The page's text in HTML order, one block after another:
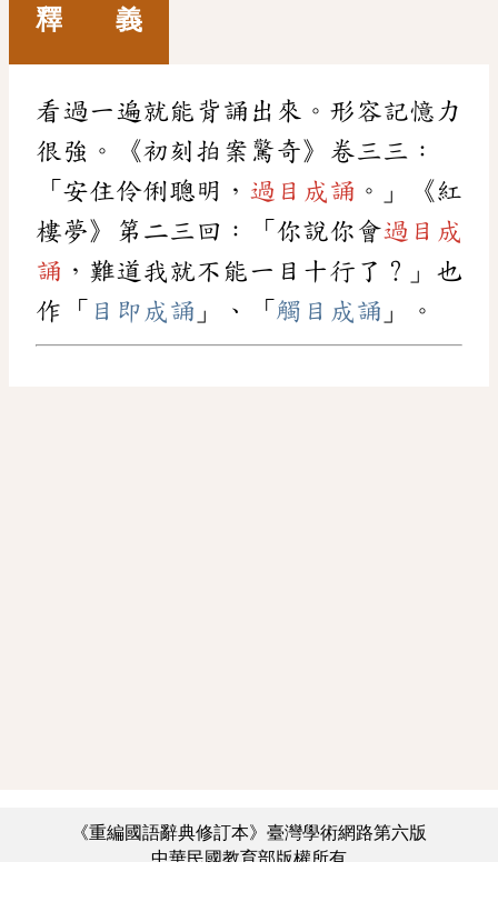
釋 義
看過一遍就能背誦出來。形容記憶力
很強。《初刻拍案驚奇》卷三三：
「安住伶俐聰明， 過目成誦 。」《紅
樓夢》第二三回：「你說你會過目成
誦 ，難道我就不能一目十行了？」也
作「 目即成誦 」、「 觸目成誦 」。
《重編國語辭典修訂本》臺灣學術網路第六版
中華民國教育部版權所有